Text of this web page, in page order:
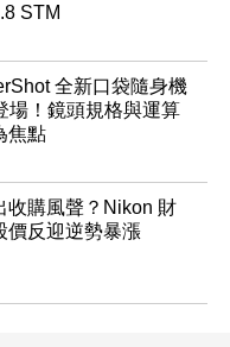
STM
全新口袋隨身機
場！鏡頭規格與運算
焦點
收購風聲？Nikon 財
價反迎逆勢暴漲